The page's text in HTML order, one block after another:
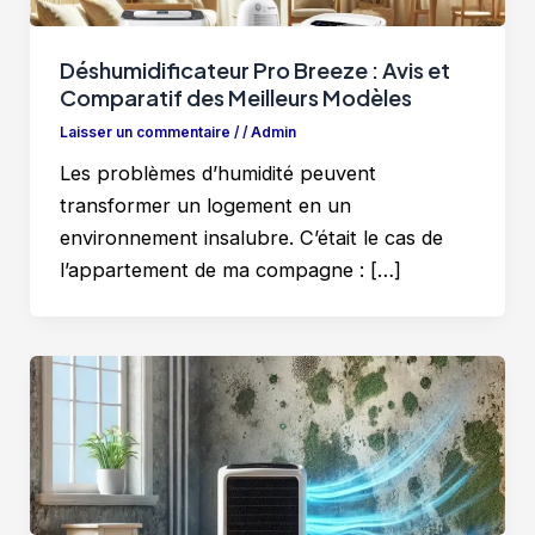
Déshumidificateur Pro Breeze : Avis et
Comparatif des Meilleurs Modèles
Laisser un commentaire / / Admin
Les problèmes d’humidité peuvent
transformer un logement en un
environnement insalubre. C’était le cas de
l’appartement de ma compagne : […]